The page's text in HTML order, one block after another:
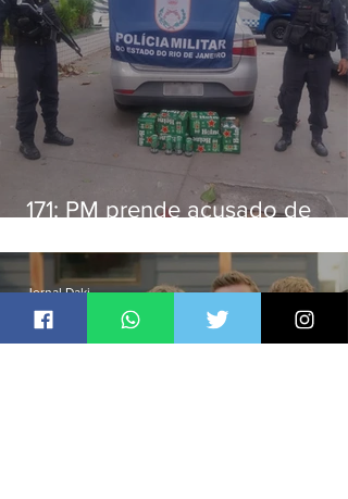
171: PM prende acusado de
Niterói
Jornal Daki
há 2 dias